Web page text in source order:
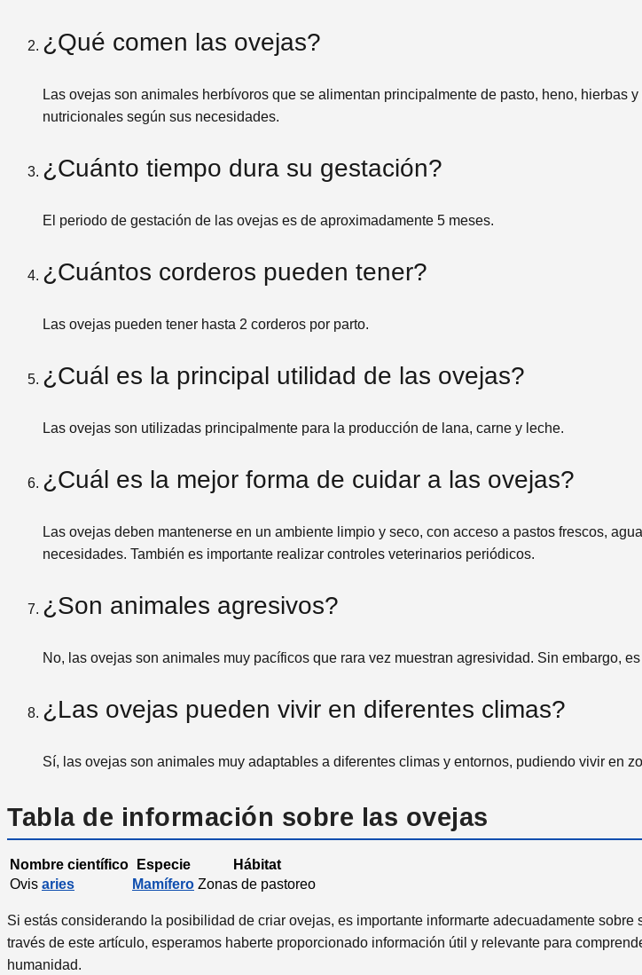
¿Qué comen las ovejas?
Las ovejas son animales herbívoros que se alimentan principalmente de pasto, heno, hierbas
nutricionales según sus necesidades.
¿Cuánto tiempo dura su gestación?
El periodo de gestación de las ovejas es de aproximadamente 5 meses.
¿Cuántos corderos pueden tener?
Las ovejas pueden tener hasta 2 corderos por parto.
¿Cuál es la principal utilidad de las ovejas?
Las ovejas son utilizadas principalmente para la producción de lana, carne y leche.
¿Cuál es la mejor forma de cuidar a las ovejas?
Las ovejas deben mantenerse en un ambiente limpio y seco, con acceso a pastos frescos,
necesidades. También es importante realizar controles veterinarios periódicos.
¿Son animales agresivos?
No, las ovejas son animales muy pacíficos que rara vez muestran agresividad. Sin embargo,
¿Las ovejas pueden vivir en diferentes climas?
Sí, las ovejas son animales muy adaptables a diferentes climas y entornos, pudiendo vivir en
Tabla de información sobre las ovejas
Nombre científico Especie
Hábitat
Ovis aries Mamífero Zonas de pastoreo
Si estás considerando la posibilidad de criar ovejas, es importante informarte adecuadamente
través de este artículo, esperamos haberte proporcionado información útil y relevante para
humanidad.